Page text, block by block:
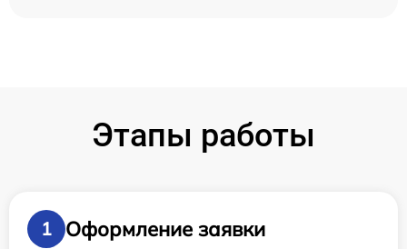
Этапы работы
1
Оформление заявки